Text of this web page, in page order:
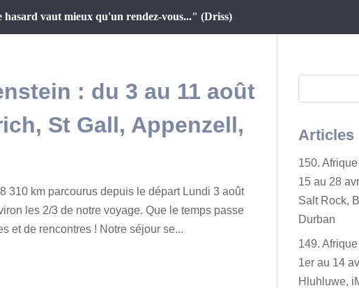
hasard vaut mieux qu'un rendez-vous..." (Driss)
: du 3 au 11 août
St Gall, Appenzell,
310 km parcourus depuis le départ Lundi 3 août
les 2/3 de notre voyage. Que le temps passe
et de rencontres ! Notre séjour se...
Articles
150.
15 au 28
Salt Rock,
Durban
149.
1er au 14
Hluhluwe,